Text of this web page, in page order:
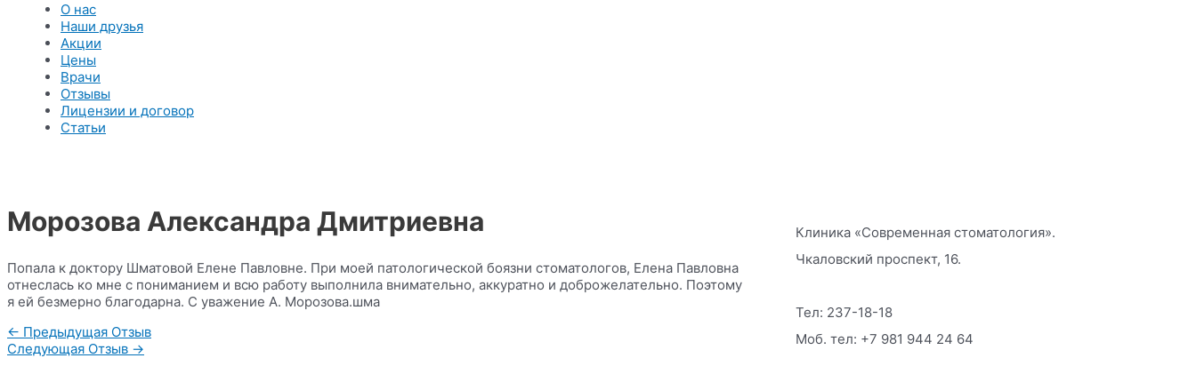
О нас
Наши друзья
Акции
Цены
Врачи
Отзывы
Лицензии и договор
Статьи
Морозова Александра Дмитриевна
Попала к доктору Шматовой Елене Павловне. При моей патологической боязни стоматологов, Елена Павловна
отнеслась ко мне с пониманием и всю работу выполнила внимательно, аккуратно и доброжелательно. Поэтому
я ей безмерно благодарна. С уважение А. Морозова.шма
Навигация
по
← Предыдущая Отзыв
Следующая Отзыв →
Клиника «Современная стоматология».
Чкаловский проспект, 16.
Тел: 237-18-18
Моб. тел: +7 981 944 24 64